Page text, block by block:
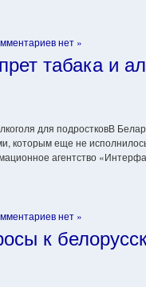
нет »
табака и
В
которым еще не
агентство
нет »
к